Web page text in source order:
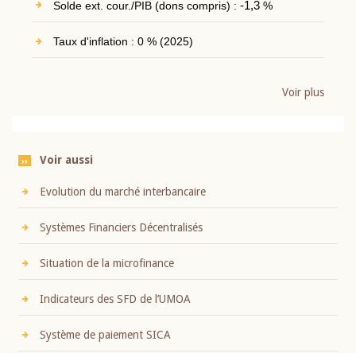
Solde ext. cour./PIB (dons compris) : -1,3%
Taux d'inflation : 0 % (2025)
Voir plus
Voir aussi
Evolution du marché interbancaire
Systèmes Financiers Décentralisés
Situation de la microfinance
Indicateurs des SFD de l’UMOA
Système de paiement SICA